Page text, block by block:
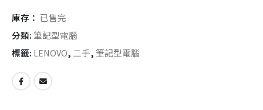
庫存： 已售完
分類:筆記型電腦
標籤: LENOVO, 二手,筆記型電腦